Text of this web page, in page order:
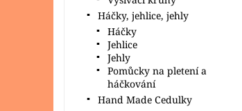
Háčky, jehlice, jehly
Háčky
Jehlice
Jehly
Pomůcky na pletení a
háčkování
Hand Made Cedulky